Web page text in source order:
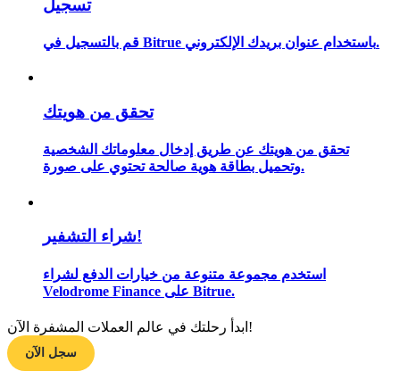
مرشد
دليل المبتدئين للعقود الآجلة
استراتيجيات التداول
تسجيل
قم بالتسجيل في Bitrue باستخدام عنوان بريدك الإلكتروني.
تحقق من هويتك
تحقق من هويتك عن طريق إدخال معلوماتك الشخصية
وتحميل بطاقة هوية صالحة تحتوي على صورة.
شراء التشفير!
استخدم مجموعة متنوعة من خيارات الدفع لشراء
Velodrome Finance على Bitrue.
ابدأ رحلتك في عالم العملات المشفرة الآن!
سجل الآن